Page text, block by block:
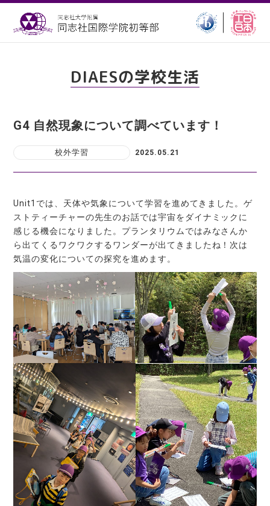
DIAESの学校生活
G4 自然現象について調べています！
校外学習 2025.05.21
Unit1では、天体や気象について学習を進めてきました。ゲ
ストティーチャーの先生のお話では宇宙をダイナミックに
感じる機会になりました。プランタリウムではみなさんか
ら出てくるワクワクするワンダーが出てきましたね！次は
気温の変化についての探究を進めます。